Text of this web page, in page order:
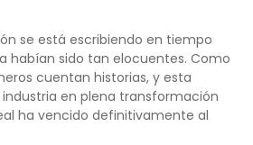
se está escribiendo en tiempo
habían sido tan elocuentes. Como
cuentan historias, y esta
en plena transformación
ha vencido definitivamente al